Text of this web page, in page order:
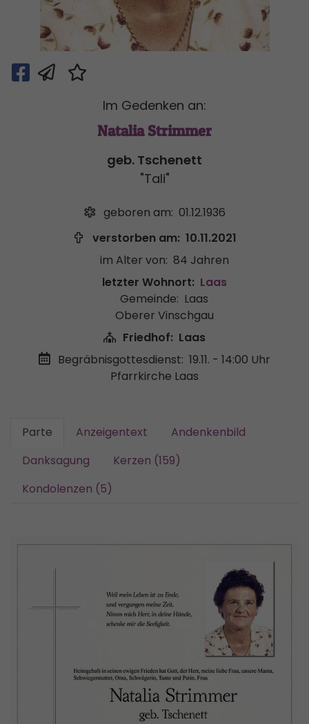
Im Gedenken an:
Natalia Strimmer
geb. Tschenett
"Tali"
geboren am: 01.12.1936
verstorben am: 10.11.2021
im Alter von: 84 Jahren
letzter Wohnort: Laas
Gemeinde: Laas
Oberer Vinschgau
Friedhof: Laas
Begräbnisgottesdienst: 19.11. - 14:00 Uhr
Pfarrkirche Laas
Parte Anzeigentext
Andenkenbild
Danksagung
Kerzen (159)
Kondolenzen (5)